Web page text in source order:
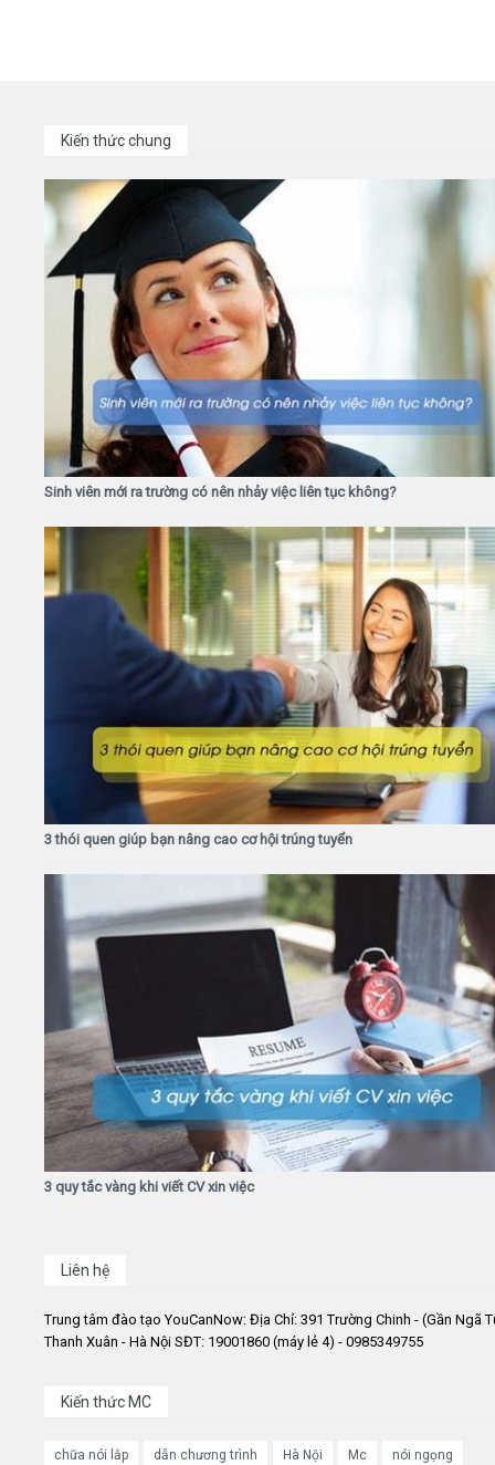
Kiến thức chung
Sinh viên mới ra trường có nên nhảy việc liên tục không?
3 thói quen giúp bạn nâng cao cơ hội trúng tuyển
3 quy tắc vàng khi viết CV xin việc
Liên hệ
Trung tâm đào tạo YouCanNow: Địa Chỉ: 391 Trường Chinh - (Gần Ngã
Thanh Xuân - Hà Nội SĐT: 19001860 (máy lẻ 4) - 0985349755
Kiến thức MC
chữa nói lắp dẫn chương trình Hà Nội Mc nói ngọng